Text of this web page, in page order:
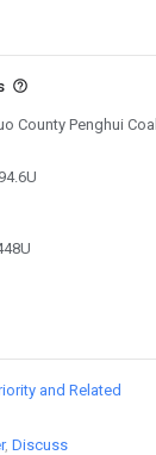
County Penghui Coal
and Related
Discuss